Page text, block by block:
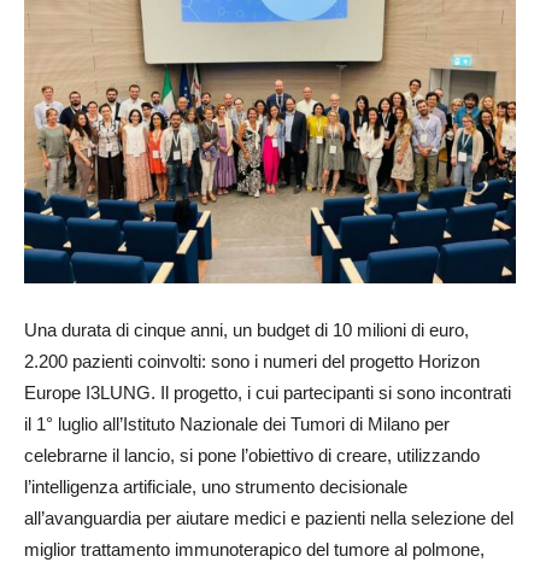
Una durata di cinque anni, un budget di 10 milioni di euro,
2.200 pazienti coinvolti: sono i numeri del progetto Horizon
Europe I3LUNG. Il progetto, i cui partecipanti si sono incontrati
il 1° luglio all’Istituto Nazionale dei Tumori di Milano per
celebrarne il lancio, si pone l’obiettivo di creare, utilizzando
l’intelligenza artificiale, uno strumento decisionale
all’avanguardia per aiutare medici e pazienti nella selezione del
miglior trattamento immunoterapico del tumore al polmone,